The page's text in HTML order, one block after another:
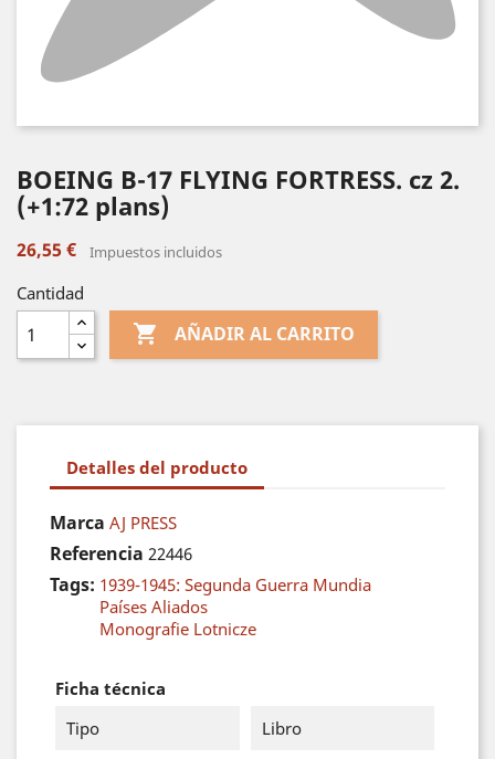
BOEING B-17 FLYING FORTRESS. cz 2.
(+1:72 plans)
26,55 € Impuestos incluidos
Cantidad
 AÑADIR AL CARRITO
Detalles del producto
Marca AJ PRESS
Referencia 22446
Tags: 1939-1945: Segunda Guerra Mundia
Países Aliados
Monografie Lotnicze
Ficha técnica
Tipo
Libro